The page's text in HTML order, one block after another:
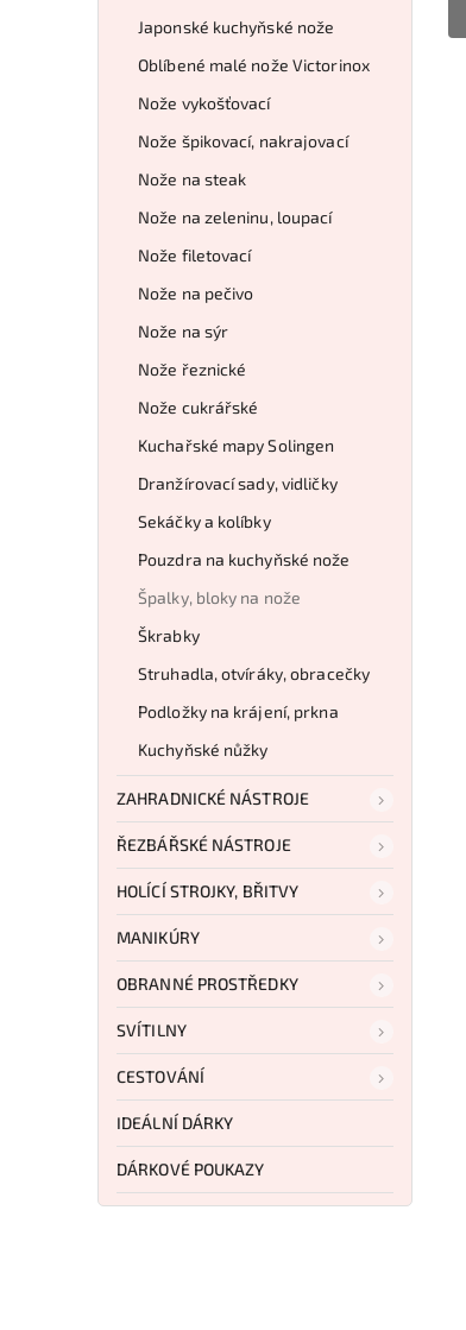
Japonské kuchyňské nože
Oblíbené malé nože Victorinox
Nože vykošťovací
Nože špikovací, nakrajovací
Nože na steak
Nože na zeleninu, loupací
Nože filetovací
Nože na pečivo
Nože na sýr
Nože řeznické
Nože cukrářské
Kuchařské mapy Solingen
Dranžírovací sady, vidličky
Sekáčky a kolíbky
Pouzdra na kuchyňské nože
Špalky, bloky na nože
Škrabky
Struhadla, otvíráky, obracečky
Podložky na krájení, prkna
Kuchyňské nůžky
ZAHRADNICKÉ NÁSTROJE
ŘEZBÁŘSKÉ NÁSTROJE
HOLÍCÍ STROJKY, BŘITVY
MANIKÚRY
OBRANNÉ PROSTŘEDKY
SVÍTILNY
CESTOVÁNÍ
IDEÁLNÍ DÁRKY
DÁRKOVÉ POUKAZY